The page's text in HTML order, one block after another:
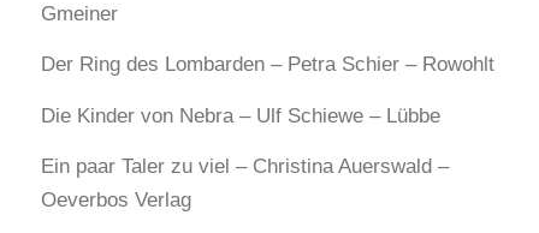
Gmeiner
Der Ring des Lombarden – Petra Schier – Rowohlt
Die Kinder von Nebra – Ulf Schiewe – Lübbe
Ein paar Taler zu viel – Christina Auerswald –
Oeverbos Verlag